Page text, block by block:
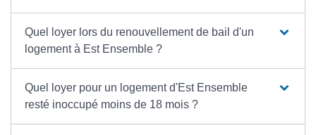
Quel loyer lors du renouvellement de bail d'un
logement à Est Ensemble ?
Quel loyer pour un logement d'Est Ensemble
resté inoccupé moins de 18 mois ?